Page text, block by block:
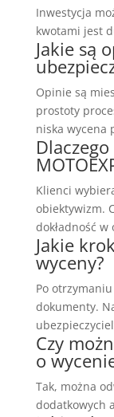
Inwestycja
kwotami jest
Jakie są
Opinie są
prostoty
niska wycena
Klienci
obiektywizm.
dokładność
Jakie
wyceny?
Po
dokumenty.
Czy
o
Tak, można
dodatkowych